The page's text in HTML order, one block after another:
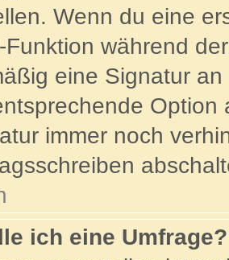
Wenn du eine
-Funktion während
eine Signatur
immer noch
ich eine Umfrage?